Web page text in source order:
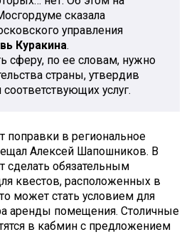
сказала
управления
Куракина.
сферу, по ее словам, нужно
страны, утвердив
услуг.
поправки в региональное
Алексей Шапошников. В
сделать обязательным
квестов, расположенных в
может стать условием для
аренды помещения. Столичные
в кабмин с предложением